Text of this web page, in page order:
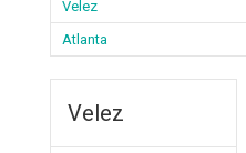
Velez
Atlanta
Velez